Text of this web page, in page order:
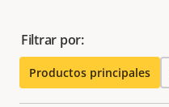
Filtrar por:
Productos principales